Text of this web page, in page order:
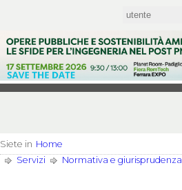
Siete in Home
Servizi
Normativa e giurisprudenza